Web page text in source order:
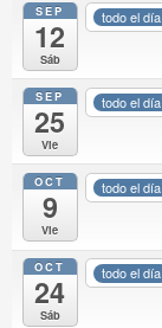
SEP
12
Sáb
todo el día
SEP
25
Vie
todo el día
OCT
9
Vie
todo el día
OCT
24
Sáb
todo el día